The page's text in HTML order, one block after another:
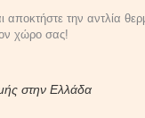
αποκτήστε την αντλία
χώρο σας!
στην Ελλάδα